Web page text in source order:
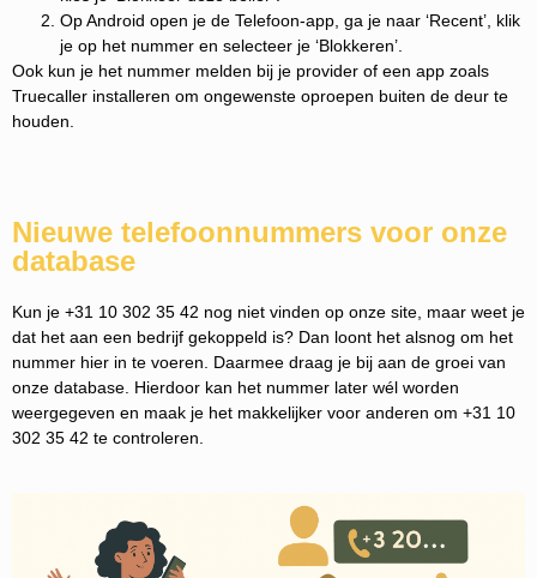
Op Android open je de Telefoon-app, ga je naar ‘Recent’, klik
je op het nummer en selecteer je ‘Blokkeren’.
Ook kun je het nummer melden bij je provider of een app zoals
Truecaller installeren om ongewenste oproepen buiten de deur te
houden.
Nieuwe telefoonnummers voor onze
database
Kun je +31 10 302 35 42 nog niet vinden op onze site, maar weet je
dat het aan een bedrijf gekoppeld is? Dan loont het alsnog om het
nummer hier in te voeren. Daarmee draag je bij aan de groei van
onze database. Hierdoor kan het nummer later wél worden
weergegeven en maak je het makkelijker voor anderen om +31 10
302 35 42 te controleren.